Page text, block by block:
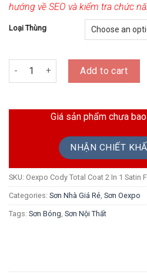
hướng về SEO và kiểm tra chức
Loại Thùng
Sơn Bóng Nội Thất Oexpo Cody
Add to cart
Giá sản phẩm chưa
NHẬN CHIẾT
SKU: Oexpo Cody Total Coat 2 In 1 Satin
Categories: Sơn Nhà Giá Rẻ, Sơn Oexpo
Tags: Sơn Bóng, Sơn Nội Thất